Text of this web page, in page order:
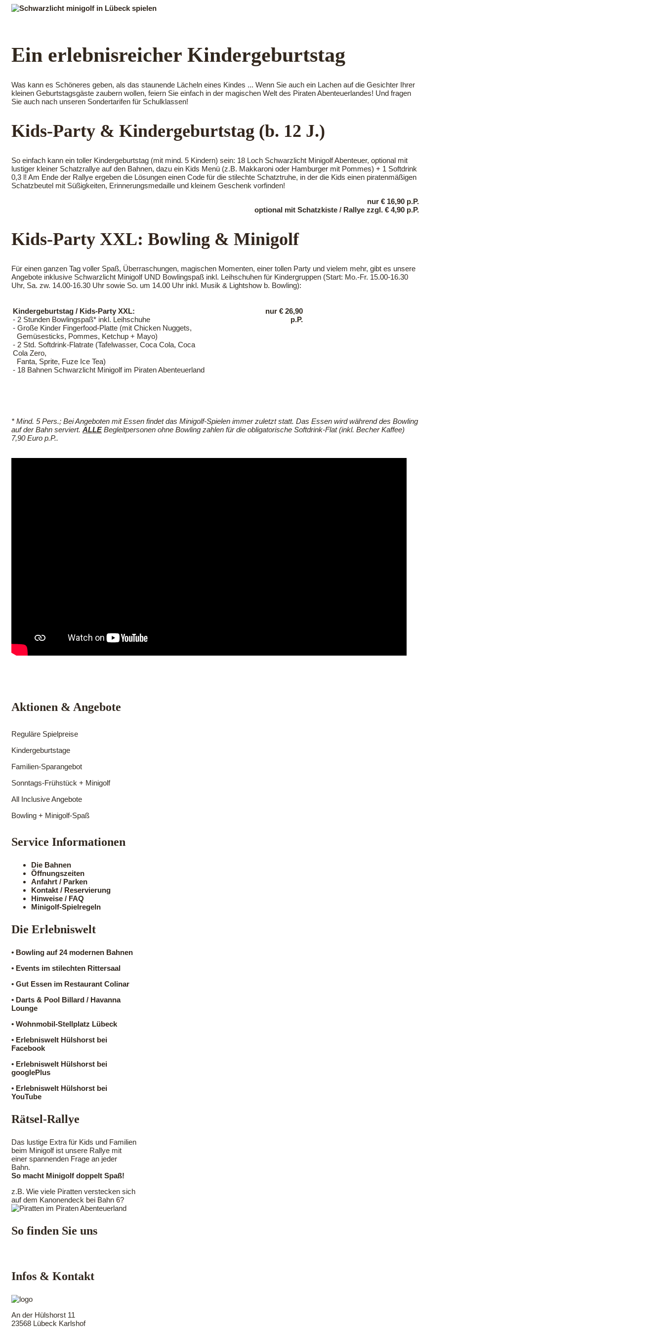
Ein erlebnisreicher Kindergeburtstag
Was kann es Schöneres geben, als das staunende Lächeln eines Kindes ... Wenn Sie auch ein Lachen auf die Gesichter Ihrer
kleinen Geburtstagsgäste zaubern wollen, feiern Sie einfach in der magischen Welt des Piraten Abenteuerlandes! Und fragen
Sie auch nach unseren Sondertarifen für Schulklassen!
Kids-Party & Kindergeburtstag (b. 12 J.)
So einfach kann ein toller Kindergeburtstag (mit mind. 5 Kindern) sein: 18 Loch Schwarzlicht Minigolf Abenteuer, optional mit
lustiger kleiner Schatzrallye auf den Bahnen, dazu ein Kids Menü (z.B. Makkaroni oder Hamburger mit Pommes) + 1 Softdrink
0,3 l! Am Ende der Rallye ergeben die Lösungen einen Code für die stilechte Schatztruhe, in der die Kids einen piratenmäßigen
Schatzbeutel mit Süßigkeiten, Erinnerungsmedaille und kleinem Geschenk vorfinden!
nur € 16,90 p.P.
optional mit Schatzkiste / Rallye zzgl. € 4,90 p.P.
Kids-Party XXL: Bowling & Minigolf
Für einen ganzen Tag voller Spaß, Überraschungen, magischen Momenten, einer tollen Party und vielem mehr, gibt es unsere
Angebote inklusive Schwarzlicht Minigolf UND Bowlingspaß inkl. Leihschuhen für Kindergruppen (Start: Mo.-Fr. 15.00-16.30
Uhr, Sa. zw. 14.00-16.30 Uhr sowie So. um 14.00 Uhr inkl. Musik & Lightshow b. Bowling):
Kindergeburtstag / Kids-Party XXL:
- 2 Stunden Bowlingspaß* inkl. Leihschuhe
- Große Kinder Fingerfood-Platte (mit Chicken Nuggets,
Gemüsesticks, Pommes, Ketchup + Mayo)
- 2 Std. Softdrink-Flatrate (Tafelwasser, Coca Cola, Coca
Cola Zero,
Fanta, Sprite, Fuze Ice Tea)
- 18 Bahnen Schwarzlicht Minigolf im Piraten Abenteuerland
nur € 26,90
p.P.
* Mind. 5 Pers.; Bei Angeboten mit Essen findet das Minigolf-Spielen immer zuletzt statt. Das Essen wird während des Bowling
auf der Bahn serviert. ALLEBegleitpersonen ohne Bowling zahlen für die obligatorische Softdrink-Flat (inkl. Becher Kaffee)
7,90 Euro p.P..
Aktionen & Angebote
Reguläre Spielpreise
Kindergeburtstage
Familien-Sparangebot
Sonntags-Frühstück + Minigolf
All Inclusive Angebote
Bowling + Minigolf-Spaß
Service Informationen
Die Bahnen
Öffnungszeiten
Anfahrt / Parken
Kontakt / Reservierung
Hinweise / FAQ
Minigolf-Spielregeln
Die Erlebniswelt
• Bowling auf 24 modernen Bahnen
• Events im stilechten Rittersaal
• Gut Essen im Restaurant Colinar
• Darts & Pool Billard / Havanna
Lounge
• Wohnmobil-Stellplatz Lübeck
• Erlebniswelt Hülshorst bei
Facebook
• Erlebniswelt Hülshorst bei
googlePlus
• Erlebniswelt Hülshorst bei
YouTube
Rätsel-Rallye
Das lustige Extra für Kids und Familien
beim Minigolf ist unsere Rallye mit
einer spannenden Frage an jeder
Bahn.
So macht Minigolf doppelt Spaß!
z.B. Wie viele Piratten verstecken sich
auf dem Kanonendeck bei Bahn 6?
So finden Sie uns
Infos & Kontakt
An der Hülshorst 11
23568 Lübeck Karlshof